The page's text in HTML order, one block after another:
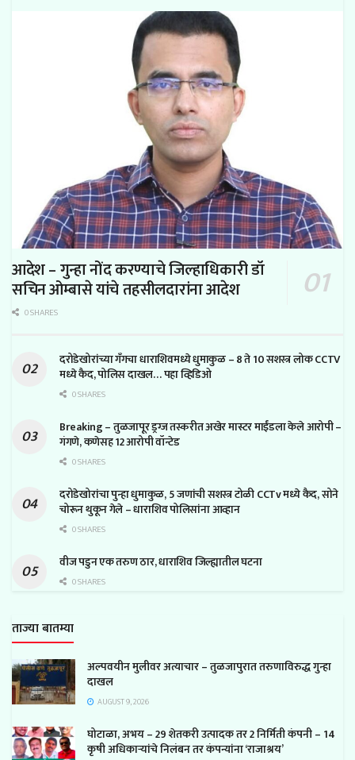
आदेश – गुन्हा नोंद करण्याचे जिल्हाधिकारी डॉ
सचिन ओम्बासे यांचे तहसीलदारांना आदेश
0 SHARES
दरोडेखोरांच्या गँगचा धाराशिवमध्ये धुमाकुळ – 8 ते 10 सशस्त्र लोक CCTV
मध्ये कैद, पोलिस दाखल… पहा व्हिडिओ
0 SHARES
Breaking – तुळजापूर ड्रग्ज तस्करीत अखेर मास्टर माईंडला केले आरोपी –
गंगणे, कणेसह 12 आरोपी वॉन्टेड
0 SHARES
दरोडेखोरांचा पुन्हा धुमाकुळ, 5 जणांची सशस्त्र टोळी CCTv मध्ये कैद, सोने
चोरून थुकून गेले – धाराशिव पोलिसांना आव्हान
0 SHARES
वीज पडुन एक तरुण ठार, धाराशिव जिल्ह्यातील घटना
0 SHARES
ताज्या बातम्या
अल्पवयीन मुलीवर अत्याचार – तुळजापुरात तरुणाविरुद्ध गुन्हा
दाखल
AUGUST 9, 2026
घोटाळा, अभय – 29 शेतकरी उत्पादक तर 2 निर्मिती कंपनी – 14
कृषी अधिकाऱ्यांचे निलंबन तर कंपन्यांना ‘राजाश्रय’